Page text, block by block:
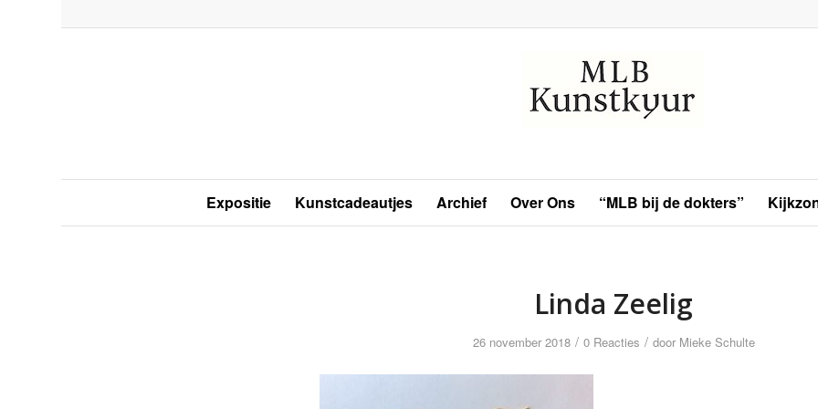
Expositie Kunstcadeautjes Archief Over Ons “MLB bij de dokters”
Linda Zeelig
26 november 2018 / 0 Reacties / door Mieke Schulte